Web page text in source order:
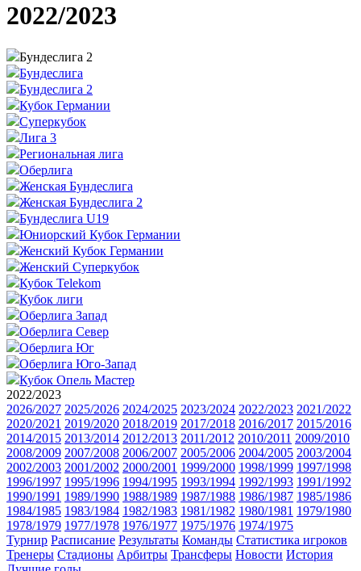
2022/2023
Бундеслига 2
Бундеслига
Бундеслига 2
Кубок Германии
Суперкубок
Лига 3
Региональная лига
Оберлига
Женская Бундеслига
Женская Бундеслига 2
Бундеслига U19
Юниорский Кубок Германии
Женский Кубок Германии
Женский Суперкубок
Кубок Telekom
Кубок лиги
Оберлига Запад
Оберлига Север
Оберлига Юг
Оберлига Юго-Запад
Кубок Опель Мастер
2022/2023
2026/2027 2025/2026 2024/2025 2023/2024 2022/2023 2021/2022
2020/2021 2019/2020 2018/2019 2017/2018 2016/2017 2015/2016
2014/2015 2013/2014 2012/2013 2011/2012 2010/2011 2009/2010
2008/2009 2007/2008 2006/2007 2005/2006 2004/2005 2003/2004
2002/2003 2001/2002 2000/2001 1999/2000 1998/1999 1997/1998
1996/1997 1995/1996 1994/1995 1993/1994 1992/1993 1991/1992
1990/1991 1989/1990 1988/1989 1987/1988 1986/1987 1985/1986
1984/1985 1983/1984 1982/1983 1981/1982 1980/1981 1979/1980
1978/1979 1977/1978 1976/1977 1975/1976 1974/1975
Турнир Расписание Результаты Команды Статистика игроков
Тренеры Стадионы Арбитры Трансферы Новости История